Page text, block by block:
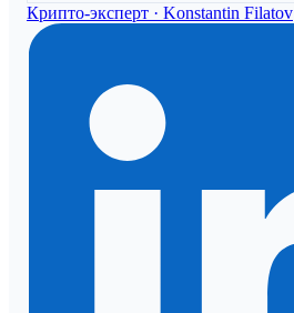
Крипто-эксперт · Konstantin Filatov